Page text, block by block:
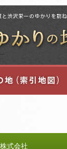
式会社